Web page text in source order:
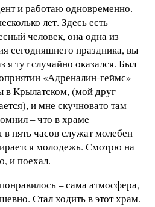
и работаю одновременно.
лет. Здесь есть
человек, она одна из
сегодняшнего праздника, вы
я тут случайно оказался. Был
«Адреналин-геймс» –
в Крылатском, (мой друг –
и мне скучновато там
– что в храме
пять часов служат молебен
молодежь. Смотрю на
и поехал.
– сама атмосфера,
Стал ходить в этот храм.